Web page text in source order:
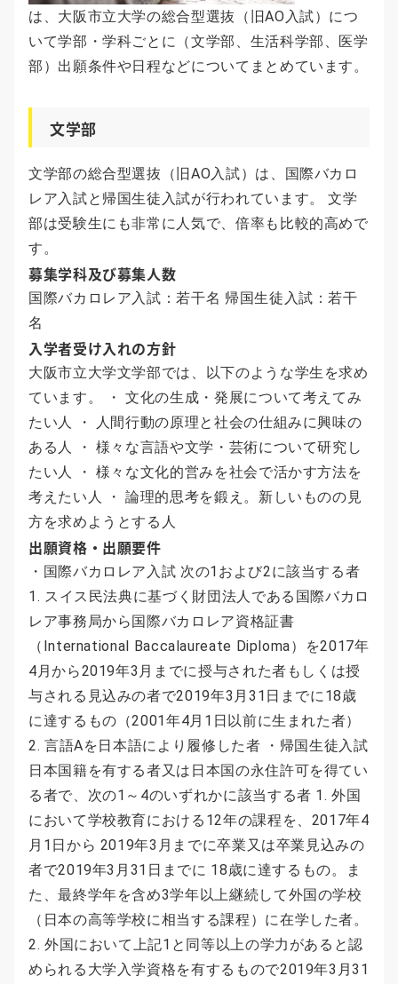
は、大阪市立大学の総合型選抜（旧AO入試）につ
いて学部・学科ごとに（文学部、生活科学部、医学
部）出願条件や日程などについてまとめています。
文学部
文学部の総合型選抜（旧AO入試）は、国際バカロ
レア入試と帰国生徒入試が行われています。 文学
部は受験生にも非常に人気で、倍率も比較的高めで
す。
募集学科及び募集人数
国際バカロレア入試：若干名 帰国生徒入試：若干
名
入学者受け入れの方針
大阪市立大学文学部では、以下のような学生を求め
ています。 ・ 文化の生成・発展について考えてみ
たい人 ・ 人間行動の原理と社会の仕組みに興味の
ある人 ・ 様々な言語や文学・芸術について研究し
たい人 ・ 様々な文化的営みを社会で活かす方法を
考えたい人 ・ 論理的思考を鍛え。新しいものの見
方を求めようとする人
出願資格・出願要件
・国際バカロレア入試 次の1および2に該当する者
1. スイス民法典に基づく財団法人である国際バカロ
レア事務局から国際バカロレア資格証書
（International Baccalaureate Diploma）を2017年
4月から2019年3月までに授与された者もしくは授
与される見込みの者で2019年3月31日までに18歳
に達するもの（2001年4月1日以前に生まれた者）
2. 言語Aを日本語により履修した者 ・帰国生徒入試
日本国籍を有する者又は日本国の永住許可を得てい
る者で、次の1～4のいずれかに該当する者 1. 外国
において学校教育における12年の課程を、2017年4
月1日から 2019年3月までに卒業又は卒業見込みの
者で2019年3月31日までに 18歳に達するもの。ま
た、最終学年を含め3学年以上継続して外国の学校
（日本の高等学校に相当する課程）に在学した者。
2. 外国において上記1と同等以上の学力があると認
められる大学入学資格を有するもので2019年3月31